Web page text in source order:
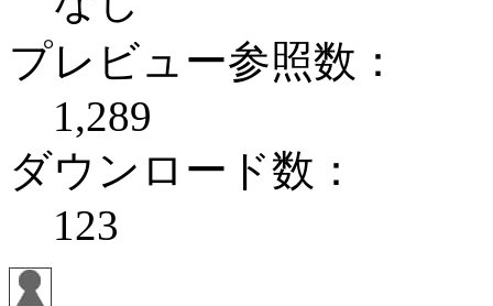
プレビュー参照数：
1,289
ダウンロード数：
123